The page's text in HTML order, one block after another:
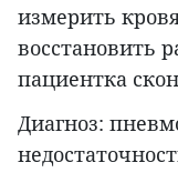
измерить
восстановить
пациентка
Диагноз: